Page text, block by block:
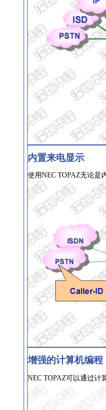
内置来电显示
使用NEC TOPAZ无论是
增强的计算机编程
NEC TOPAZ可以通过计